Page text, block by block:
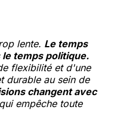
lente. Le temps
temps politique.
flexibilité et d'une
durable au sein de
changent avec
empêche toute